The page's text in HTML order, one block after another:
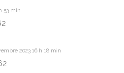
53 min
2023 16 h 18 min